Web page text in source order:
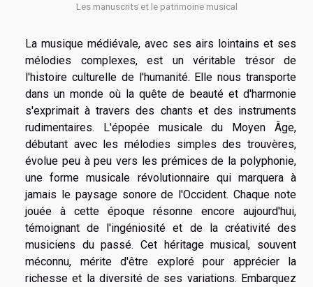
Les manuscrits et le patrimoine musical
La musique médiévale, avec ses airs lointains et ses
mélodies complexes, est un véritable trésor de
l'histoire culturelle de l'humanité. Elle nous transporte
dans un monde où la quête de beauté et d'harmonie
s'exprimait à travers des chants et des instruments
rudimentaires. L'épopée musicale du Moyen Âge,
débutant avec les mélodies simples des trouvères,
évolue peu à peu vers les prémices de la polyphonie,
une forme musicale révolutionnaire qui marquera à
jamais le paysage sonore de l'Occident. Chaque note
jouée à cette époque résonne encore aujourd'hui,
témoignant de l'ingéniosité et de la créativité des
musiciens du passé. Cet héritage musical, souvent
méconnu, mérite d'être exploré pour apprécier la
richesse et la diversité de ses variations. Embarquez